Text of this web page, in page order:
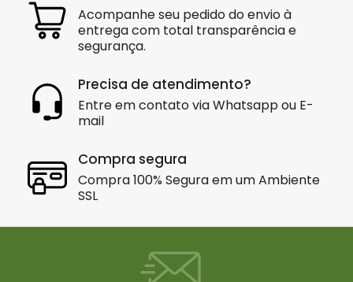
Acompanhe seu pedido do envio à
entrega com total transparência e
segurança.
Precisa de atendimento?
Entre em contato via Whatsapp ou E-
mail
Compra segura
Compra 100% Segura em um Ambiente
SSL